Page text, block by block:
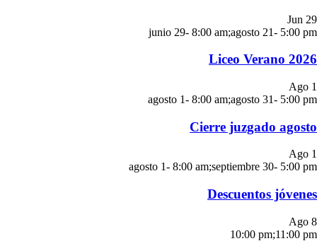
Jun 29
junio 29- 8:00 am;agosto 21- 5:00 pm
Liceo Verano 2026
Ago 1
agosto 1- 8:00 am;agosto 31- 5:00 pm
Cierre juzgado agosto
Ago 1
agosto 1- 8:00 am;septiembre 30- 5:00 pm
Descuentos jóvenes
Ago 8
10:00 pm;11:00 pm